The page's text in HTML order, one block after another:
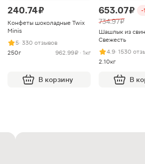
240.74 ₽
Конфеты шоколадные Twix
Minis
5· 330 отзывов
250г
962.99 ₽ · 1кг
В корзину
653.07 ₽ -
734.97 ₽
Шашлык из
Свежесть
4.9· 1530
2.10кг
В